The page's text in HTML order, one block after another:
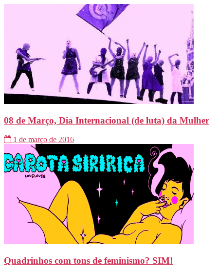
08 de Março, Dia Internacional (de luta) da Mulher
1 de março de 2016
Quadrinhos com tons de feminismo? SIM!